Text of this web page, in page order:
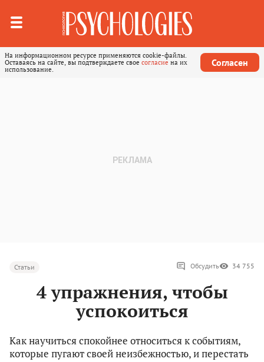
На информационном ресурсе применяются cookie-файлы.
Оставаясь на сайте, вы подтверждаете свое согласие на их
использование.
Согласен
Статьи Обсудить 34 755
4 упражнения, чтобы
успокоиться
Как научиться спокойнее относиться к событиям,
которые пугают своей неизбежностью, и перестать